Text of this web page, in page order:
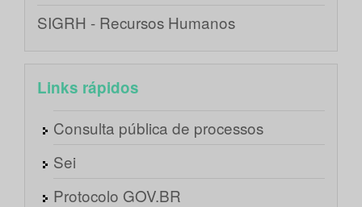
SIGRH - Recursos Humanos
Links rápidos
Consulta pública de processos
Sei
Protocolo GOV.BR